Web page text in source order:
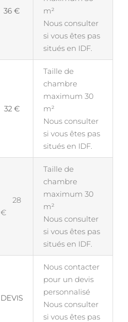
36 €
m²
Nous consulter
si vous êtes pas
situés en IDF.
32 €
Taille de
chambre
maximum 30
m²
Nous consulter
si vous êtes pas
situés en IDF.
28
€
Taille de
chambre
maximum 30
m²
Nous consulter
si vous êtes pas
situés en IDF.
DEVIS
Nous contacter
pour un devis
personnalisé
Nous consulter
si vous êtes pas